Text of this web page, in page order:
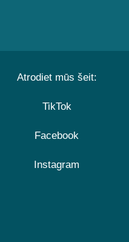
Atrodiet mūs šeit:
TikTok
Facebook
Instagram